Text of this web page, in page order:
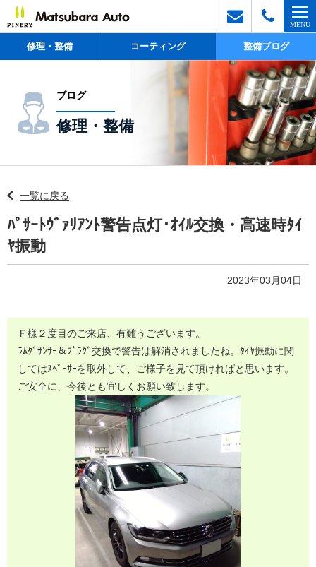
修理・整備 コーティング 整備ブログ
ブログ
修理・整備
一覧に戻る
ﾊﾟｻｰﾄｳﾞｧﾘｱﾝﾄ警告点灯･ｵｲﾙ交換・高速時ﾀｲ
ﾔ振動
2023年03月04日
Ｆ様２度目のご来店、有難うございます。
ﾗﾑﾀﾞｻﾝｻｰ＆ﾌﾟﾗｸﾞ交換で警告は解消されましたね。ﾀｲﾔ振動に関
してはｽﾍﾟｰｻｰを取外して、ご様子を見て頂ければと思います。
ご安全に、今後とも宜しくお願い致します。